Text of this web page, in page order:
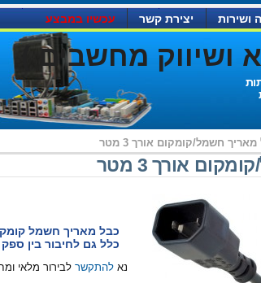
ושירות יצירת קשר עכשיו במבצע
מחשבים )
חשמל/קומקום אורך 3 מטר
אורך 3 מטר
כבל מאריך חשמל
כלל גם לחיבור בין
נא להתקשר לבירור מלאי